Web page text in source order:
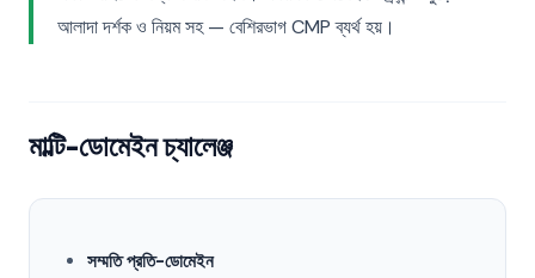
আলাদা দর্শক ও নিয়ম সহ — বেশিরভাগ CMP ব্যর্থ হয়।
মাল্টি-ডোমেইন চ্যালেঞ্জ
সম্মতি প্রতি-ডোমেইন